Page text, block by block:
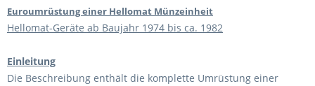
Euroumrüstung einer Hellomat Münzeinheit
Hellomat-Geräte ab Baujahr 1974 bis ca. 1982
Einleitung
Die Beschreibung enthält die komplette Umrüstung einer